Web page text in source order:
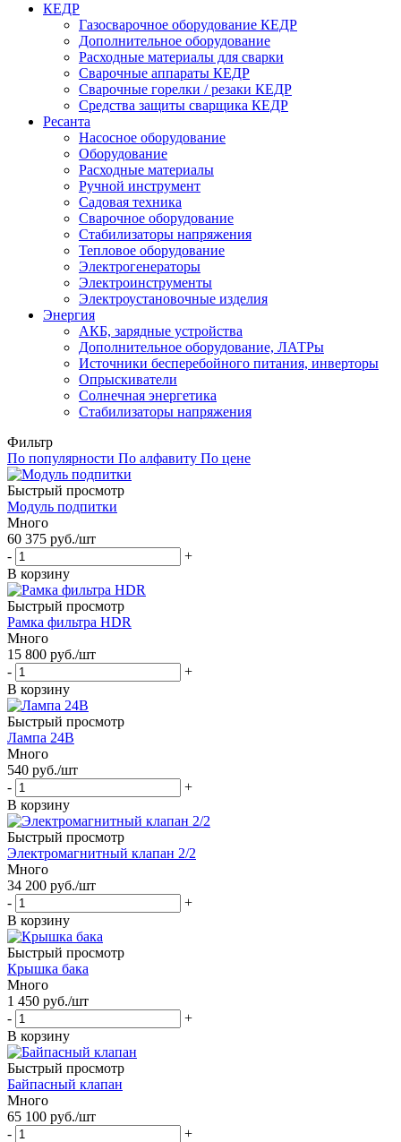
КЕДР
Газосварочное оборудование КЕДР
Дополнительное оборудование
Расходные материалы для сварки
Сварочные аппараты КЕДР
Сварочные горелки / резаки КЕДР
Средства защиты сварщика КЕДР
Ресанта
Насосное оборудование
Оборудование
Расходные материалы
Ручной инструмент
Садовая техника
Сварочное оборудование
Стабилизаторы напряжения
Тепловое оборудование
Электрогенераторы
Электроинструменты
Электроустановочные изделия
Энергия
АКБ, зарядные устройства
Дополнительное оборудование, ЛАТРы
Источники бесперебойного питания, инверторы
Опрыскиватели
Солнечная энергетика
Стабилизаторы напряжения
Фильтр
По популярности По алфавиту По цене
Быстрый просмотр
Модуль подпитки
Много
60 375 руб./шт
-
+
В корзину
Быстрый просмотр
Рамка фильтра HDR
Много
15 800 руб./шт
-
+
В корзину
Быстрый просмотр
Лампа 24B
Много
540 руб./шт
-
+
В корзину
Быстрый просмотр
Электромагнитный клапан 2/2
Много
34 200 руб./шт
-
+
В корзину
Быстрый просмотр
Крышка бака
Много
1 450 руб./шт
-
+
В корзину
Быстрый просмотр
Байпасный клапан
Много
65 100 руб./шт
-
+